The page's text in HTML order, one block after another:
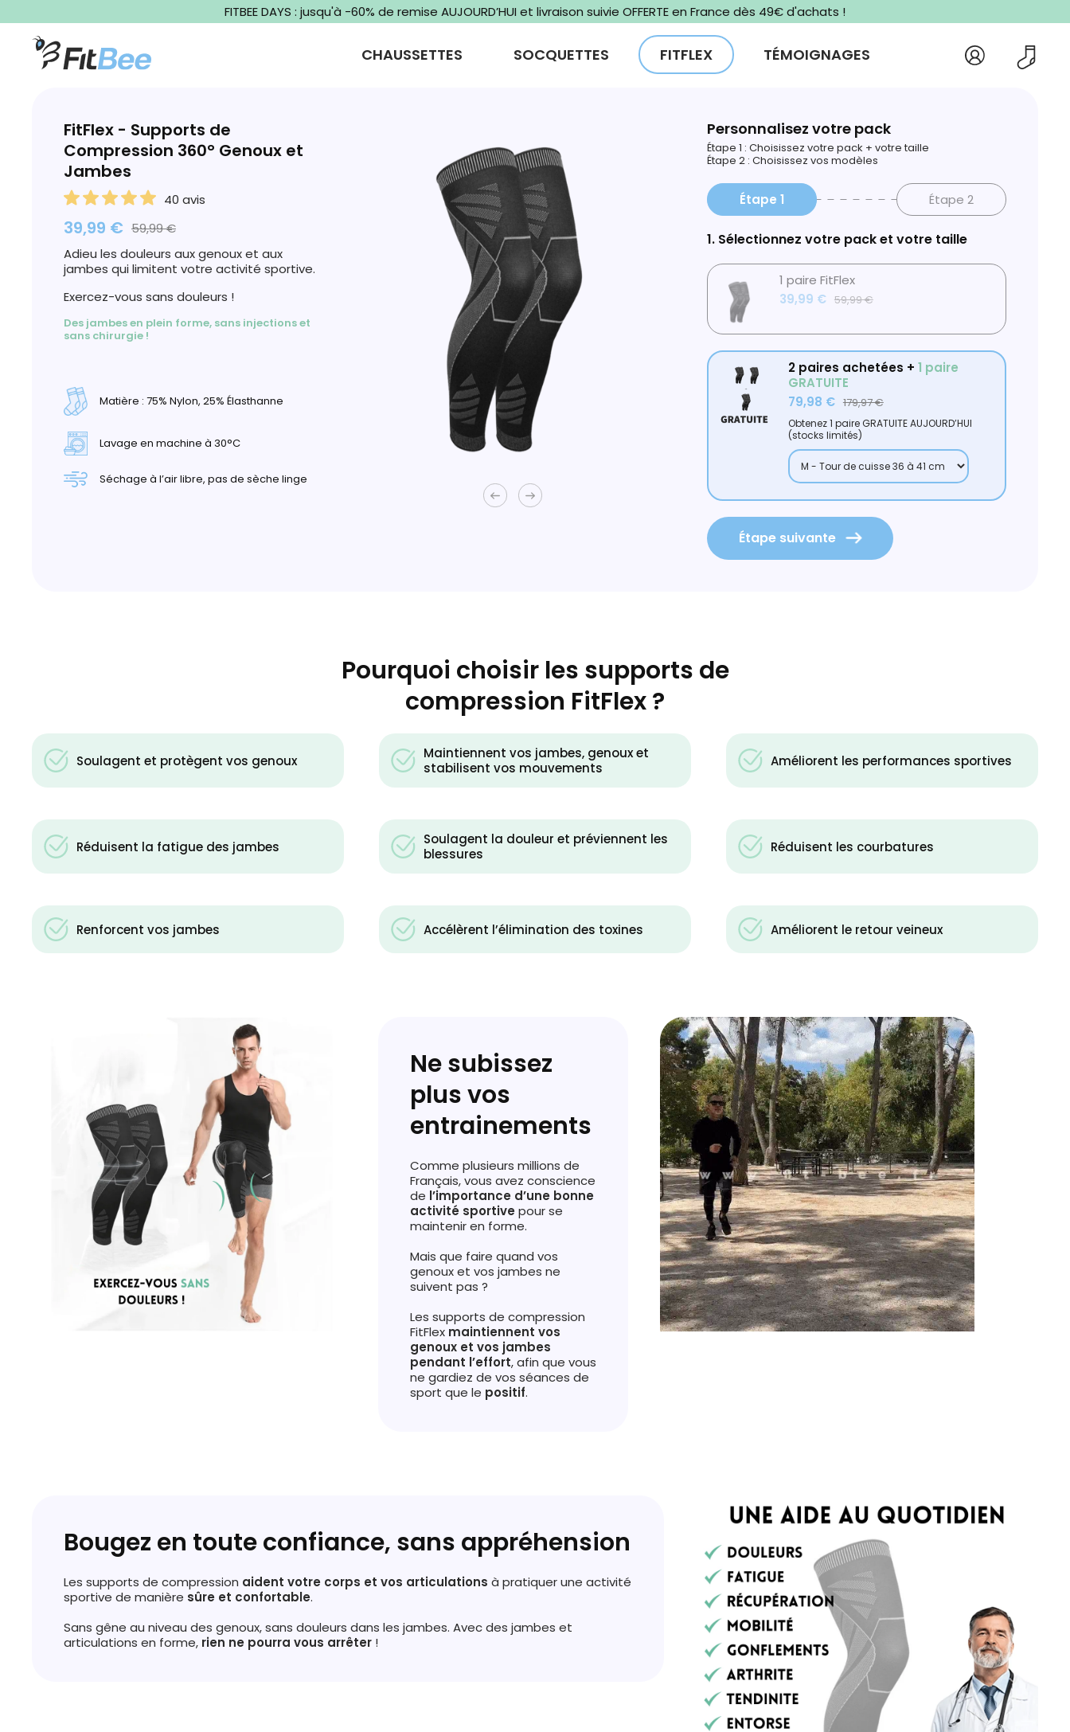
passer
au
contenu
FITBEE DAYS : jusqu'à -60% de remise AUJOURD’HUI et livraison suivie OFFERTE en France dès 49€ d'achats !
CHAUSSETTES SOCQUETTES FITFLEX TÉMOIGNAGES
FitFlex - Supports de
Compression 360° Genoux et
Jambes
40 avis
39,99 € 59,99 €
Adieu les douleurs aux genoux et aux
jambes qui limitent votre activité sportive.
Exercez-vous sans douleurs !
Des jambes en plein forme, sans injections et
sans chirurgie !
Matière : 75% Nylon, 25% Élasthanne
Lavage en machine à 30°C
Séchage à l’air libre, pas de sèche linge
Personnalisez votre pack
Étape 1 : Choisissez votre pack + votre taille
Étape 2 : Choisissez vos modèles
Étape 1 Étape 2
1. Sélectionnez votre pack et votre taille
1 paire FitFlex
39,99 € 59,99 €
2 paires achetées + 1 paire
GRATUITE
79,98 € 179,97 €
Obtenez 1 paire GRATUITE AUJOURD’HUI
(stocks limités)
Étape suivante
Pourquoi choisir les supports de
compression FitFlex ?
Soulagent et protègent vos genoux
Maintiennent vos jambes, genoux et
stabilisent vos mouvements
Améliorent les performances sportives
Réduisent la fatigue des jambes
Soulagent la douleur et préviennent les
blessures
Réduisent les courbatures
Renforcent vos jambes Accélèrent l’élimination des toxines Améliorent le retour veineux
Ne subissez
plus vos
entrainements
Comme plusieurs millions de
Français, vous avez conscience
de l’importance d’une bonne
activité sportivepour se
maintenir en forme.
Mais que faire quand vos
genoux et vos jambes ne
suivent pas ?
Les supports de compression
FitFlex maintiennent vos
genoux et vos jambes
pendant l’effort, afin que vous
ne gardiez de vos séances de
sport que le positif.
Bougez en toute confiance, sans appréhension
Les supports de compression aident votre corps et vos articulations à pratiquer une activité
sportive de manière sûre et confortable.
Sans gêne au niveau des genoux, sans douleurs dans les jambes. Avec des jambes et
articulations en forme, rien ne pourra vous arrêter !